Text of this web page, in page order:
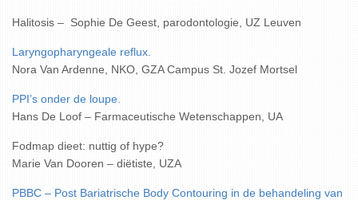
Halitosis – Sophie De Geest, parodontologie, UZ Leuven
Laryngopharyngeale reflux.
Nora Van Ardenne, NKO, GZA Campus St. Jozef Mortsel
PPI’s onder de loupe.
Hans De Loof – Farmaceutische Wetenschappen, UA
Fodmap dieet: nuttig of hype?
Marie Van Dooren – diëtiste, UZA
PBBC – Post Bariatrische Body Contouring in de behandeling van